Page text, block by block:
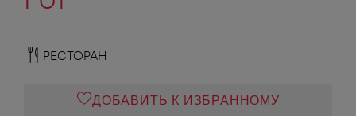
РЕСТОРАН
ДОБАВИТЬ К ИЗБРАННОМУ